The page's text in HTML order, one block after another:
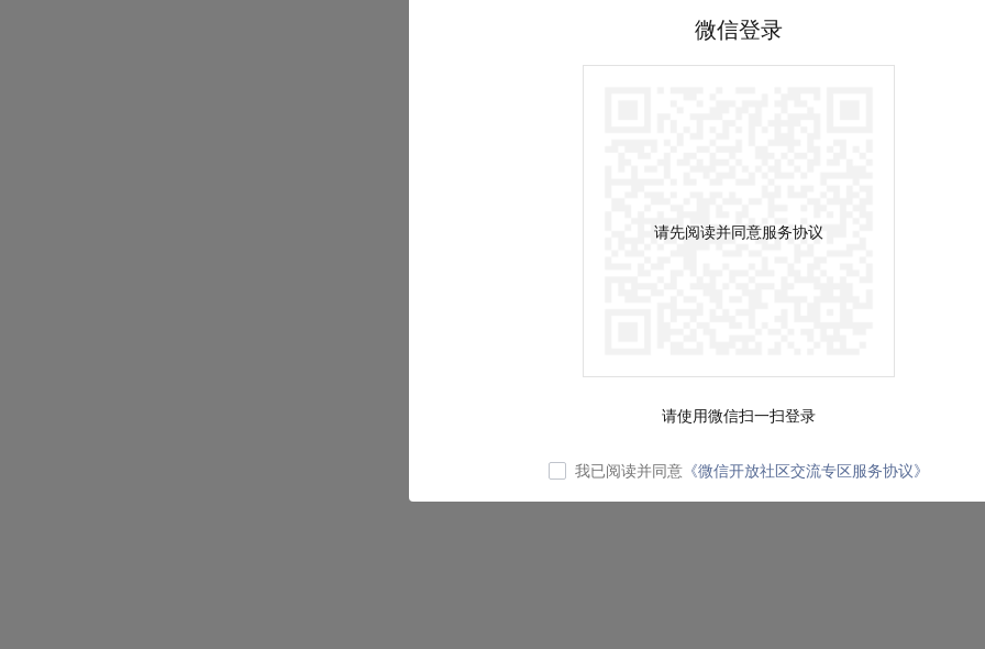
微信登录
请先阅读并同意服务协议
请使用微信扫一扫登录
我已阅读并同意 《微信开放社区交流专区服务协议》